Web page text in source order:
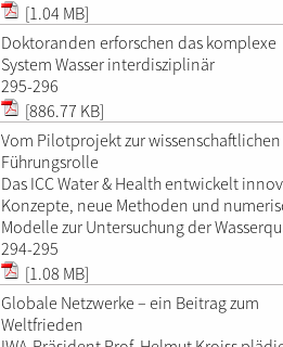
[1.04 MB]
Doktoranden erforschen das komplexe
System Wasser interdisziplinär
295-296
[886.77 KB]
Vom Pilotprojekt zur wissenschaftlichen
Führungsrolle
Das ICC Water & Health entwickelt
Konzepte, neue Methoden und
Modelle zur Untersuchung der
294-295
[1.08 MB]
Globale Netzwerke – ein Beitrag zum
Weltfrieden